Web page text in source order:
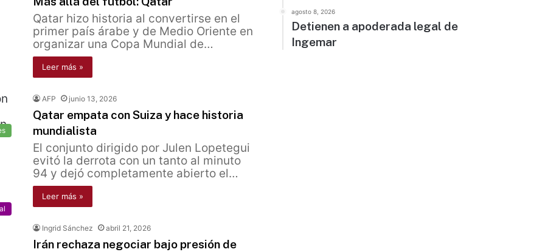
Qatar hizo historia al convertirse en el
primer país árabe y de Medio Oriente en
organizar una Copa Mundial de…
Leer más »
AFP junio 13, 2026
Qatar empata con Suiza y hace historia
mundialista
El conjunto dirigido por Julen Lopetegui
evitó la derrota con un tanto al minuto
94 y dejó completamente abierto el…
Leer más »
Ingrid Sánchez abril 21, 2026
Irán rechaza negociar bajo presión de
agosto 8, 2026
Detienen a apoderada legal de
Ingemar